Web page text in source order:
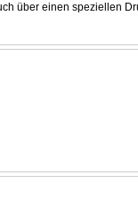
über einen speziellen